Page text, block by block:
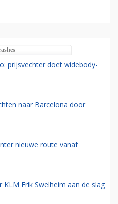
prijsvechter doet widebody-
naar Barcelona door
nieuwe route vanaf
Erik Swelheim aan de slag